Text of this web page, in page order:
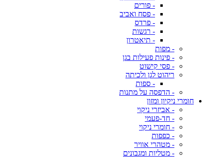
- פורים
- פסח ואביב
- פרדס
- רגשות
- תיאטרון
- מפות
- פינות פעילות בגן
- פסי קישוט
ריהוט לגן ולכיתה
- ספות
- הדפסה על מתנות
חומרי ניקיון ומזון
- אביזרי ניקוי
- חד-פעמי
- חומרי ניקוי
- כפפות
- מטהרי אוויר
- מטליות ומגבונים